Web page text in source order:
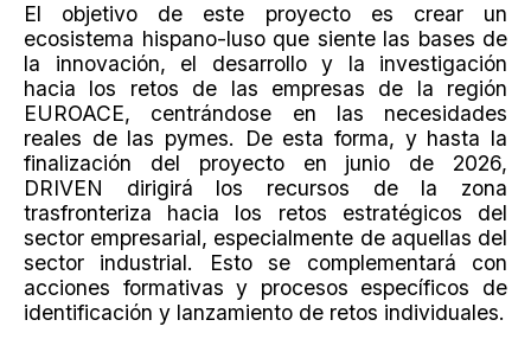
El objetivo de este proyecto es crear un
ecosistema hispano-luso que siente las bases de
la innovación, el desarrollo y la investigación
hacia los retos de las empresas de la región
EUROACE, centrándose en las necesidades
reales de las pymes. De esta forma, y hasta la
finalización del proyecto en junio de 2026,
DRIVEN dirigirá los recursos de la zona
trasfronteriza hacia los retos estratégicos del
sector empresarial, especialmente de aquellas del
sector industrial. Esto se complementará con
acciones formativas y procesos específicos de
identificación y lanzamiento de retos individuales.